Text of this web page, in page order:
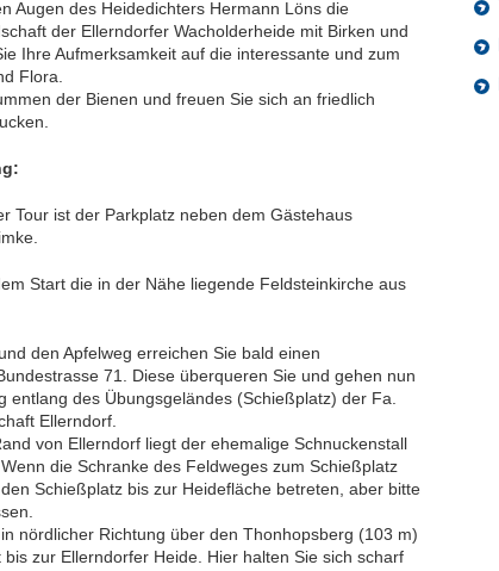
Augen des Heidedichters Hermann Löns die
der Ellerndorfer Wacholderheide mit Birken und
Ihre Aufmerksamkeit auf die interessante und zum
Flora.
der Bienen und freuen Sie sich an friedlich
Tour ist der Parkplatz neben dem Gästehaus
Start die in der Nähe liegende Feldsteinkirche aus
den Apfelweg erreichen Sie bald einen
71. Diese überqueren Sie und gehen nun
entlang des Übungsgeländes (Schießplatz) der Fa.
Ellerndorf.
von Ellerndorf liegt der ehemalige Schnuckenstall
die Schranke des Feldweges zum Schießplatz
Schießplatz bis zur Heidefläche betreten, aber bitte
nördlicher Richtung über den Thonhopsberg (103 m)
zur Ellerndorfer Heide. Hier halten Sie sich scharf